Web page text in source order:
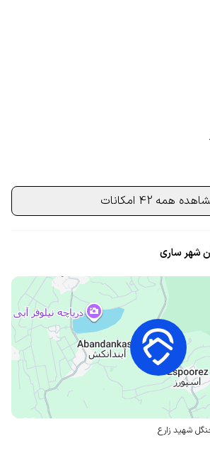
همه 42 امکانات
شهر ساری
جنگل شهید زارع